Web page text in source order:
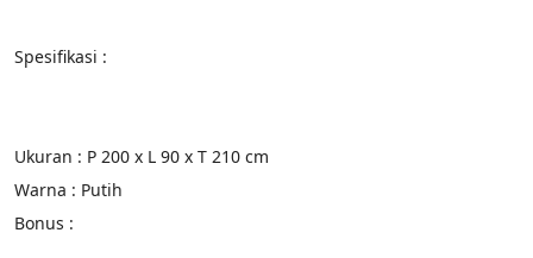
Spesifikasi :
Ukuran : P 200 x L 90 x T 210 cm
Warna : Putih
Bonus :